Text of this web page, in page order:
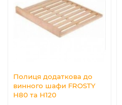
Полиця додаткова до
винного шафи FROSTY
H80 та H120